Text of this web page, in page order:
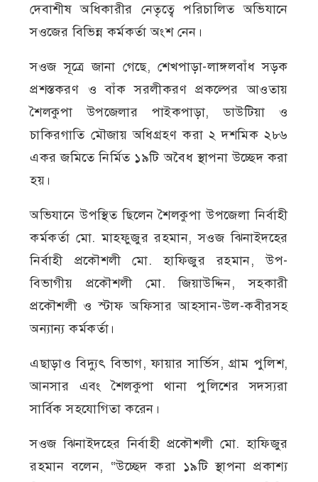
দেবাশীষ অধিকারীর নেতৃত্বে পরিচালিত অভিযানে
সওজের বিভিন্ন কর্মকর্তা অংশ নেন।
সওজ সূত্রে জানা গেছে, শেখপাড়া-লাঙ্গলবাঁধ সড়ক
প্রশস্তকরণ ও বাঁক সরলীকরণ প্রকল্পের আওতায়
শৈলকুপা উপজেলার পাইকপাড়া, ডাউটিয়া ও
চাকিরগাতি মৌজায় অধিগ্রহণ করা ২ দশমিক ২৮৬
একর জমিতে নির্মিত ১৯টি অবৈধ স্থাপনা উচ্ছেদ করা
হয়।
অভিযানে উপস্থিত ছিলেন শৈলকুপা উপজেলা নির্বাহী
কর্মকর্তা মো. মাহফুজুর রহমান, সওজ ঝিনাইদহের
নির্বাহী প্রকৌশলী মো. হাফিজুর রহমান, উপ-
বিভাগীয় প্রকৌশলী মো. জিয়াউদ্দিন, সহকারী
প্রকৌশলী ও স্টাফ অফিসার আহসান-উল-কবীরসহ
অন্যান্য কর্মকর্তা।
এছাড়াও বিদ্যুৎ বিভাগ, ফায়ার সার্ভিস, গ্রাম পুলিশ,
আনসার এবং শৈলকুপা থানা পুলিশের সদস্যরা
সার্বিক সহযোগিতা করেন।
সওজ ঝিনাইদহের নির্বাহী প্রকৌশলী মো. হাফিজুর
রহমান বলেন, “উচ্ছেদ করা ১৯টি স্থাপনা প্রকাশ্য